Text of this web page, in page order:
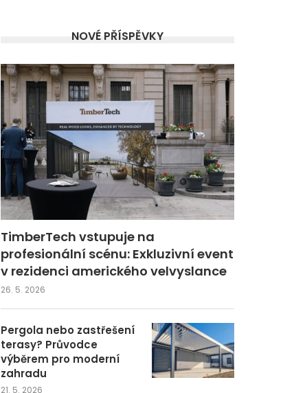
NOVÉ PŘÍSPĚVKY
TimberTech vstupuje na
profesionální scénu: Exkluzivní event
v rezidenci amerického velvyslance
26. 5. 2026
Pergola nebo zastřešení
terasy? Průvodce
výběrem pro moderní
zahradu
21. 5. 2026